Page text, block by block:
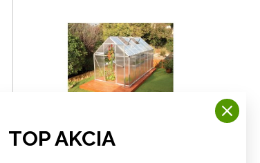
Palram multiline 6x12
polykarbonátový skleník
TOP AKCIA